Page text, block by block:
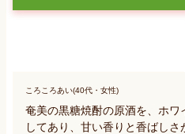
ころころあい(40代・女性)
奄美の黒糖焼酎の原酒を、ホ
してあり、甘い香りと香ばし